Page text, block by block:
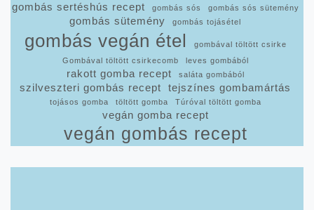
gombás sertéshús recept
gombás sós gombás sós sütemény
gombás sütemény gombás tojásétel
gombás vegán étel
gombával töltött csirke
Gombával töltött csirkecomb
leves gombából
rakott gomba recept saláta gombából
szilveszteri gombás recept tejszínes gombamártás
tojásos gomba töltött gomba Túróval töltött gomba
vegán gomba recept
vegán gombás recept